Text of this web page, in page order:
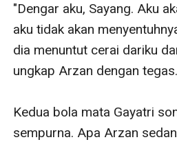
"Dengar aku, Sayang. Aku
aku tidak akan
dia menuntut cerai dariku
ungkap Arzan dengan tegas.
Kedua bola mata Gayatri
sempurna. Apa Arzan